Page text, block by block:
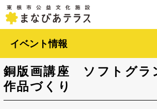
イベント情報
銅版画講座 ソフトグラ
作品づくり